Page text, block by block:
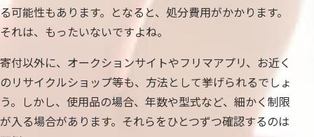
る可能性もあります。となると、処分費用がかかります。
それは、もったいないですよね。
寄付以外に、オークションサイトやフリマアプリ、お近く
のリサイクルショップ等も、方法として挙げられるでしょ
う。しかし、使用品の場合、年数や型式など、細かく制限
が入る場合があります。それらをひとつずつ確認するのは